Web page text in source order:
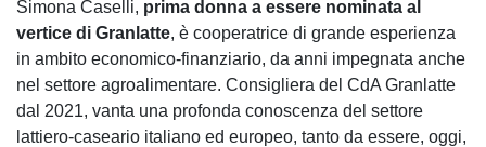
Simona Caselli, prima donna a essere nominata al
vertice di Granlatte, è cooperatrice di grande esperienza
in ambito economico-finanziario, da anni impegnata anche
nel settore agroalimentare. Consigliera del CdA Granlatte
dal 2021, vanta una profonda conoscenza del settore
lattiero-caseario italiano ed europeo, tanto da essere, oggi,